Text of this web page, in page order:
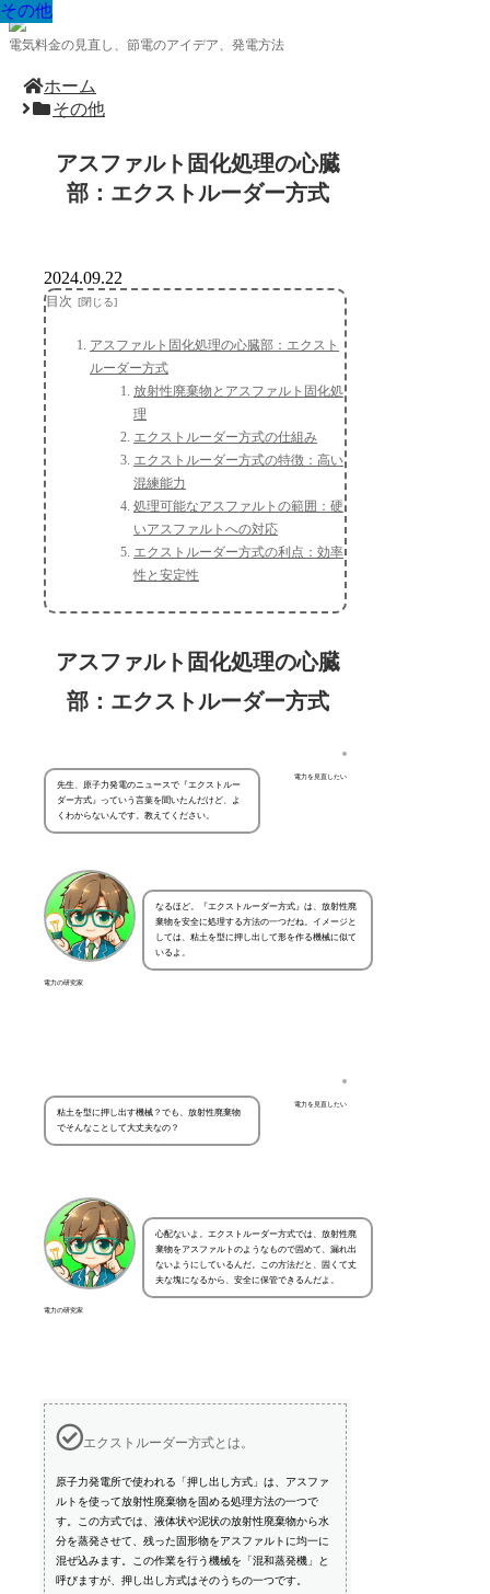
電気料金の見直し、節電のアイデア、発電方法
ホーム
その他
アスファルト固化処理の心臓
部：エクストルーダー方式
その他
2024.09.22
目次
アスファルト固化処理の心臓部：エクスト
ルーダー方式
放射性廃棄物とアスファルト固化処
理
エクストルーダー方式の仕組み
エクストルーダー方式の特徴：高い
混練能力
処理可能なアスファルトの範囲：硬
いアスファルトへの対応
エクストルーダー方式の利点：効率
性と安定性
アスファルト固化処理の心臓
部：エクストルーダー方式
電力を見直したい
先生、原子力発電のニュースで『エクストルー
ダー方式』っていう言葉を聞いたんだけど、よ
くわからないんです。教えてください。
電力の研究家
なるほど。『エクストルーダー方式』は、放射性廃
棄物を安全に処理する方法の一つだね。イメージと
しては、粘土を型に押し出して形を作る機械に似て
いるよ。
電力を見直したい
粘土を型に押し出す機械？でも、放射性廃棄物
でそんなことして大丈夫なの？
電力の研究家
心配ないよ。エクストルーダー方式では、放射性廃
棄物をアスファルトのようなもので固めて、漏れ出
ないようにしているんだ。この方法だと、固くて丈
夫な塊になるから、安全に保管できるんだよ。
エクストルーダー方式とは。
原子力発電所で使われる「押し出し方式」は、アスファ
ルトを使って放射性廃棄物を固める処理方法の一つで
す。この方式では、液体状や泥状の放射性廃棄物から水
分を蒸発させて、残った固形物をアスファルトに均一に
混ぜ込みます。この作業を行う機械を「混和蒸発機」と
呼びますが、押し出し方式はそのうちの一つです。
その他
その他
その他
その他
その他
その他
その他
その他